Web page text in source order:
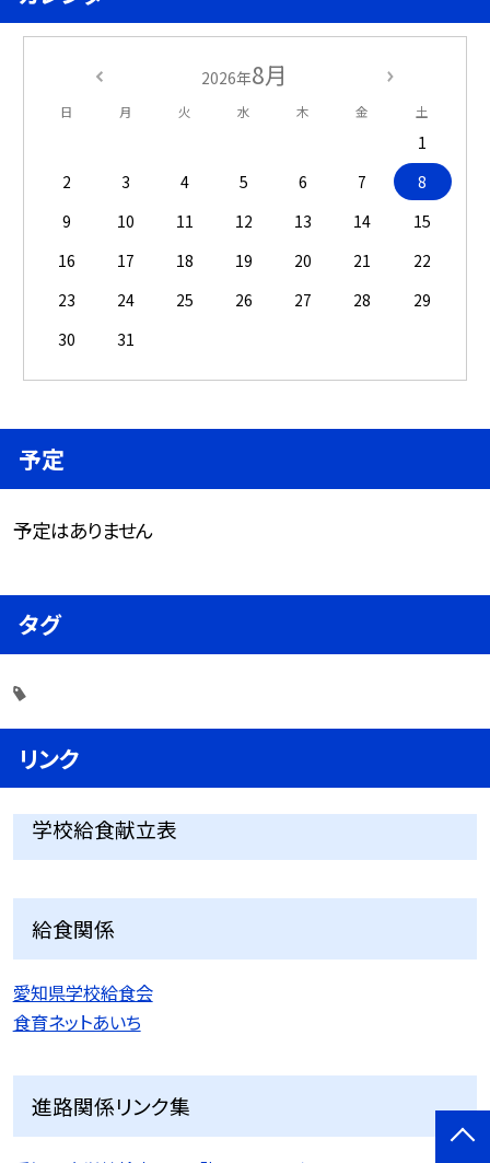
2026年8月
日 月 火 水 木 金 土
1
2
3 4 5 6 7
8
9
10 11 12 13 14
15
16
17 18 19 20 21
22
23
24 25 26 27 28
29
30
31
予定
予定はありません
タグ
リンク
学校給食献立表
給食関係
愛知県学校給食会
食育ネットあいち
進路関係リンク集